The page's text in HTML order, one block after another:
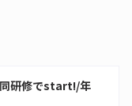
同研修でstart!/年